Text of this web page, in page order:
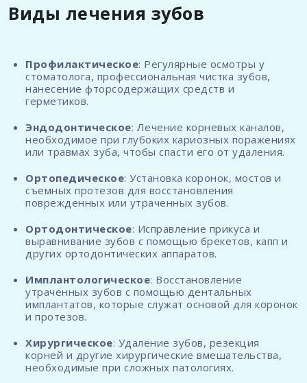
Виды лечения зубов
Профилактическое: Регулярные осмотры у
стоматолога, профессиональная чистка зубов,
нанесение фторсодержащих средств и
герметиков.
Эндодонтическое: Лечение корневых каналов,
необходимое при глубоких кариозных поражениях
или травмах зуба, чтобы спасти его от удаления.
Ортопедическое: Установка коронок, мостов и
съемных протезов для восстановления
поврежденных или утраченных зубов.
Ортодонтическое: Исправление прикуса и
выравнивание зубов с помощью брекетов, капп и
других ортодонтических аппаратов.
Имплантологическое: Восстановление
утраченных зубов с помощью дентальных
имплантатов, которые служат основой для коронок
и протезов.
Хирургическое: Удаление зубов, резекция
корней и другие хирургические вмешательства,
необходимые при сложных патологиях.